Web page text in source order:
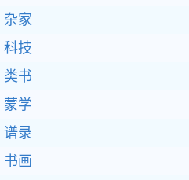
杂家
科技
类书
蒙学
谱录
书画